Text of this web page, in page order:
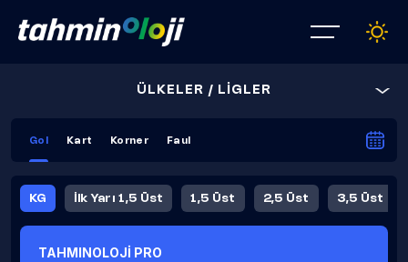
ÜLKELER / LİGLER
Gol Kart Korner Faul
KG İlk Yarı 1,5 Üst 1,5 Üst 2,5 Üst 3,5 Üst
TAHMINOLOJİ PRO